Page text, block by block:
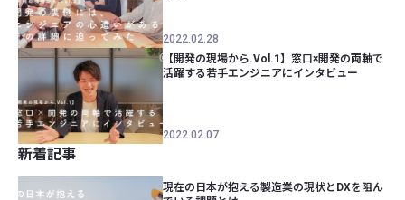
2022.02.28
【開発の現場から.Vol.1】窓口×開発の両軸で
活躍する若手エンジニアにインタビュー
2022.02.07
新着記事
現在の日本が抱える製造業の現状とDXを阻ん